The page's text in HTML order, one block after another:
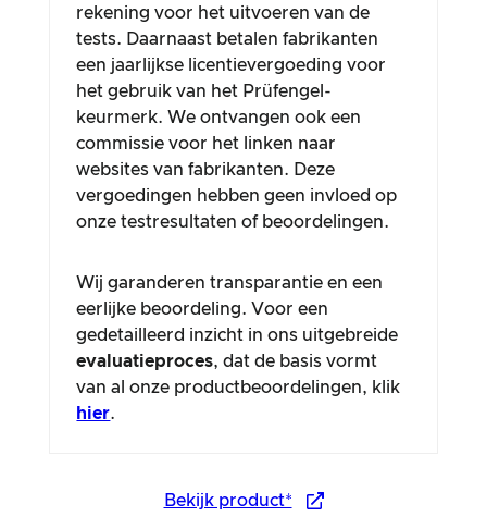
rekening voor het uitvoeren van de
tests. Daarnaast betalen fabrikanten
een jaarlijkse licentievergoeding voor
het gebruik van het Prüfengel-
keurmerk. We ontvangen ook een
commissie voor het linken naar
websites van fabrikanten. Deze
vergoedingen hebben geen invloed op
onze testresultaten of beoordelingen.
Wij garanderen transparantie en een
eerlijke beoordeling. Voor een
gedetailleerd inzicht in ons uitgebreide
evaluatieproces, dat de basis vormt
van al onze productbeoordelingen, klik
hier.
Bekijk product*